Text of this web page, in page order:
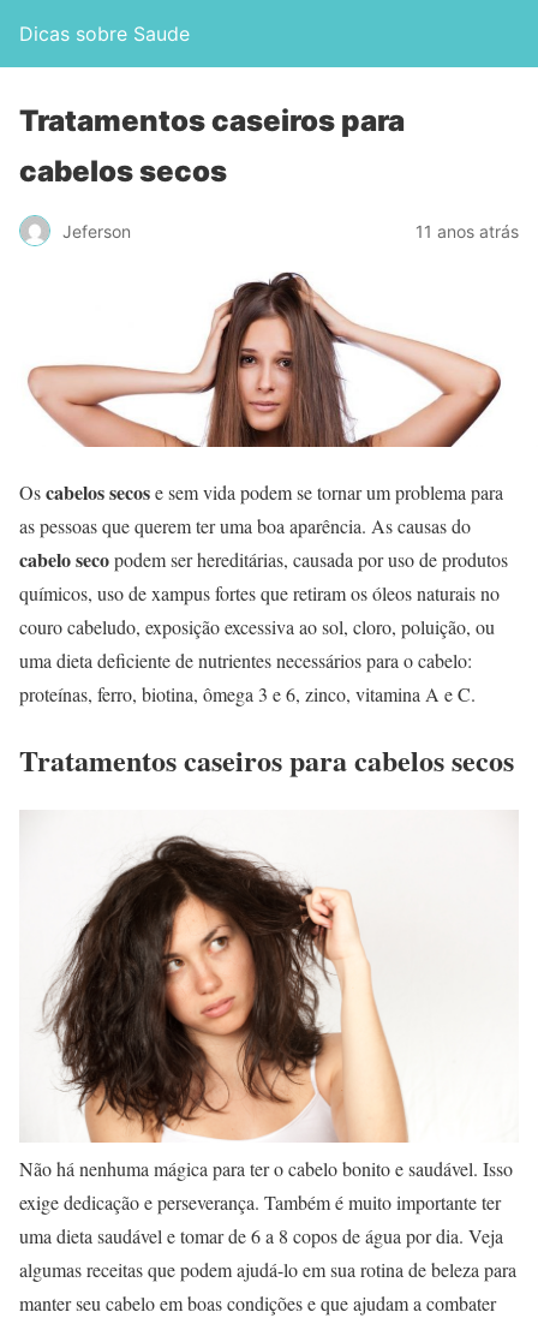
Dicas sobre Saude
Tratamentos caseiros para
cabelos secos
Jeferson 11 anos atrás
Oscabelos secose sem vida podem se tornar um problema para
as pessoas que querem ter uma boa aparência. As causas do
cabelo secopodem ser hereditárias, causada por uso de produtos
químicos, uso de xampus fortes que retiram os óleos naturais no
couro cabeludo, exposição excessiva ao sol, cloro, poluição, ou
uma dieta deficiente de nutrientes necessários para o cabelo:
proteínas, ferro, biotina, ômega 3 e 6, zinco, vitamina A e C.
Tratamentos caseiros para cabelos secos
Não há nenhuma mágica para ter o cabelo bonito e saudável. Isso
exige dedicação e perseverança. Também é muito importante ter
uma dieta saudável e tomar de 6 a 8 copos de água por dia. Veja
algumas receitas que podem ajudá-lo em sua rotina de beleza para
manter seu cabelo em boas condições e que ajudam a combater